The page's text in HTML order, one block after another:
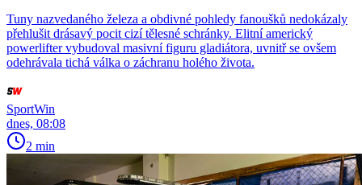
Tuny nazvedaného železa a obdivné pohledy fanoušků nedokázaly
přehlušit drásavý pocit cizí tělesné schránky. Elitní americký
powerlifter vybudoval masivní figuru gladiátora, uvnitř se ovšem
odehrávala tichá válka o záchranu holého života.
SportWin
dnes, 08:08
2 min